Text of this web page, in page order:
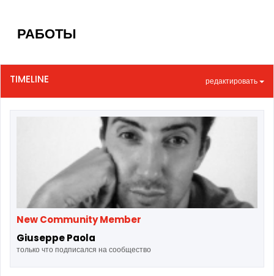
РАБОТЫ
TIMELINE редактировать
New Community Member
Giuseppe Paola
только что подписался на сообщество